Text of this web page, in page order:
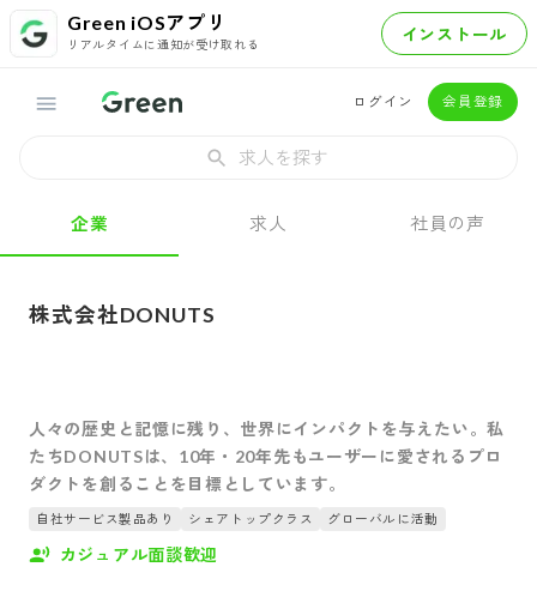
Green iOSアプリ
リアルタイムに通知が受け取れる インストール
ログイン 会員登録
求人を探す
企業 求人 社員の声
株式会社DONUTS
人々の歴史と記憶に残り、世界にインパクトを与えたい。私
たちDONUTSは、10年・20年先もユーザーに愛されるプロ
ダクトを創ることを目標としています。
自社サービス製品あり シェアトップクラス グローバルに活動
カジュアル面談歓迎